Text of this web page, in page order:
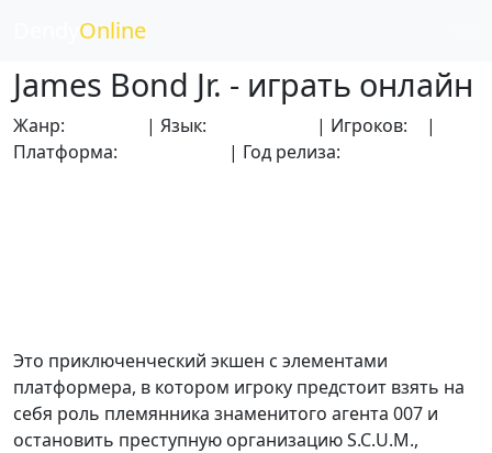
Online
James Bond Jr. - играть онлайн
Жанр: | Язык: | Игроков:
|
Платформа:
| Год релиза:
Это приключенческий экшен с элементами
платформера, в котором игроку предстоит взять на
себя роль племянника знаменитого агента 007 и
остановить преступную организацию S.C.U.M.,